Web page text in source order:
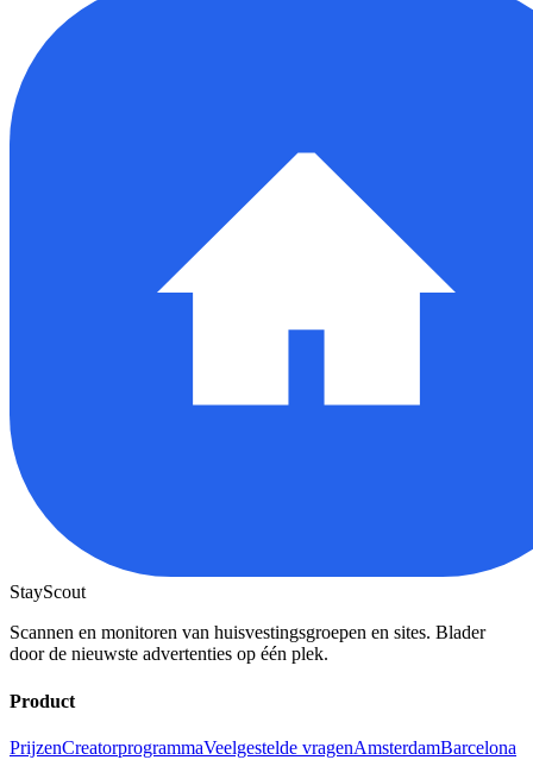
StayScout
Scannen en monitoren van huisvestingsgroepen en sites. Blader
door de nieuwste advertenties op één plek.
Product
PrijzenCreatorprogrammaVeelgestelde vragenAmsterdamBarcelona